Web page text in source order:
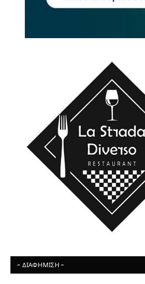
- ΔΙΑΦΉΜΙΣΗ -